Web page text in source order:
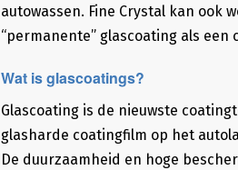
autowassen. Fine Crystal kan ook
“permanente” glascoating als een
Wat is glascoatings?
Glascoating is de nieuwste
glasharde coatingfilm op het
De duurzaamheid en hoge